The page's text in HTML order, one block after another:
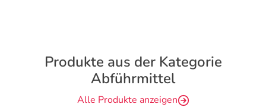
Produkte aus der Kategorie
Abführmittel
Alle Produkte anzeigen